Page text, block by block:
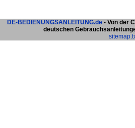
DE-BEDIENUNGSANLEITUNG.de - Von der
deutschen